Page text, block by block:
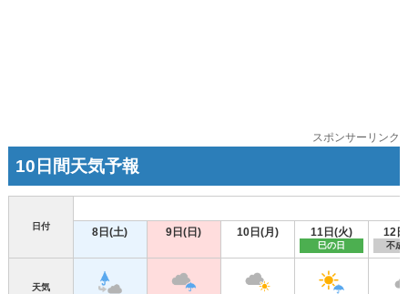
スポンサーリンク
10日間天気予報
日付 8日(土) 9日(日) 10日(月) 11日(火)
巳の日
12
不成
天気